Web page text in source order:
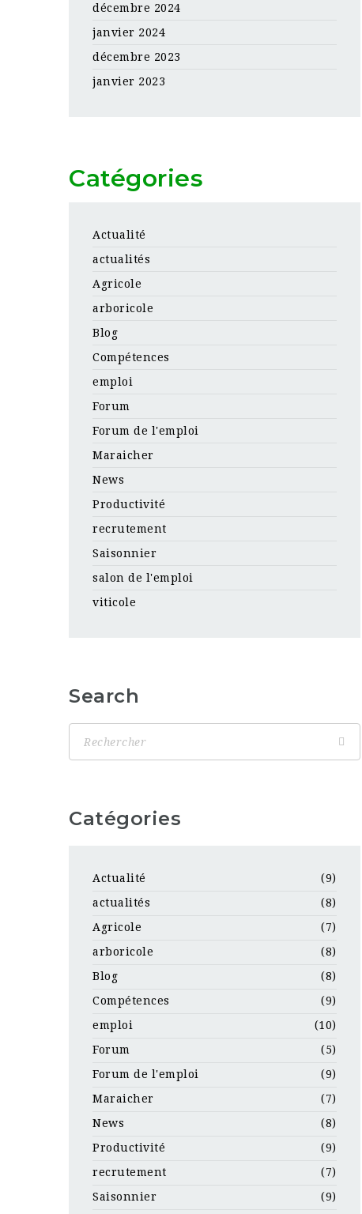
décembre 2024
janvier 2024
décembre 2023
janvier 2023
Catégories
Actualité
actualités
Agricole
arboricole
Blog
Compétences
emploi
Forum
Forum de l'emploi
Maraicher
News
Productivité
recrutement
Saisonnier
salon de l'emploi
viticole
Search
Catégories
Actualité
(9)
actualités
(8)
Agricole
(7)
arboricole
(8)
Blog
(8)
Compétences
(9)
emploi
(10)
Forum
(5)
Forum de l'emploi
(9)
Maraicher
(7)
News
(8)
Productivité
(9)
recrutement
(7)
Saisonnier
(9)